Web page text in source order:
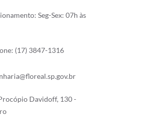
Seg-Sex: 07h às
(17) 3847-1316
Davidoff, 130 -